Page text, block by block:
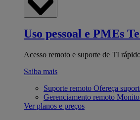
Uso pessoal e PMEs
Acesso remoto e suporte de TI
Saiba mais
Suporte remoto Ofereça
Gerenciamento remoto
Ver planos e preços